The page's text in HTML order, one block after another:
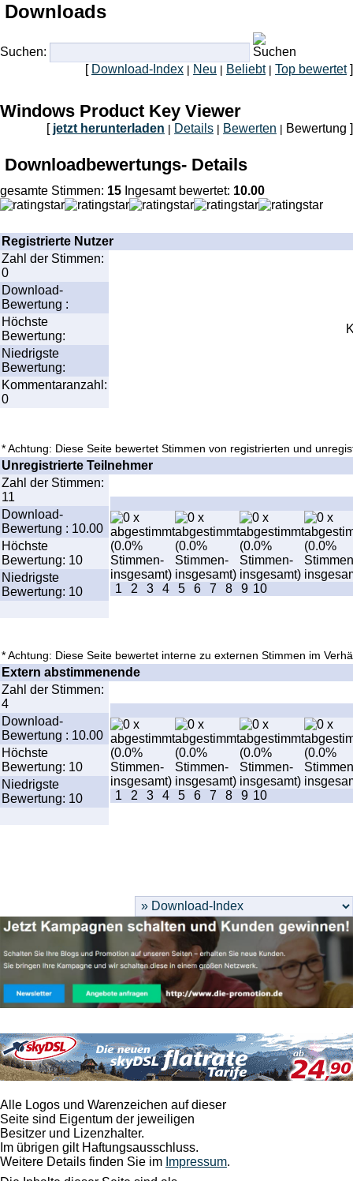
Downloads
Suchen:
[ Download-Index Neu Beliebt Top bewertet]
Windows Product Key Viewer
[ jetzt herunterladen Details Bewerten Bewertung ]
Downloadbewertungs- Details
gesamte Stimmen: 15 Ingesamt bewertet: 10.00
Registrierte Nutzer
Zahl der Stimmen:
0
Download-
Bewertung :
Höchste
Bewertung:
Niedrigste
Bewertung:
Kommentaranzahl:
0
* Achtung: Diese Seite bewertet Stimmen von registrierten und
Unregistrierte Teilnehmer
Zahl der Stimmen:
11
1 2 3 4 5 6 7 8 9 10
Download-
Bewertung : 10.00
Höchste
Bewertung: 10
Niedrigste
Bewertung: 10
* Achtung: Diese Seite bewertet interne zu externen Stimmen im
Extern abstimmenende
Zahl der Stimmen:
4
1 2 3 4 5 6 7 8 9 10
Download-
Bewertung : 10.00
Höchste
Bewertung: 10
Niedrigste
Bewertung: 10
Alle Logos und Warenzeichen auf dieser
Seite sind Eigentum der jeweiligen
Besitzer und Lizenzhalter.
Im übrigen gilt Haftungsausschluss.
Weitere Details finden Sie im Impressum.